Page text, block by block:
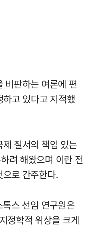
비판하는 여론에 편
고 있다고 지적했
질서의 책임 있는
려 해왔으며 이란 전
로 간주한다.
스 선임 연구원은
정학적 위상을 크게